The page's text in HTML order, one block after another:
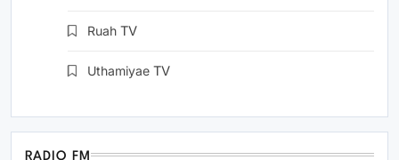
Ruah TV
Uthamiyae TV
RADIO FM